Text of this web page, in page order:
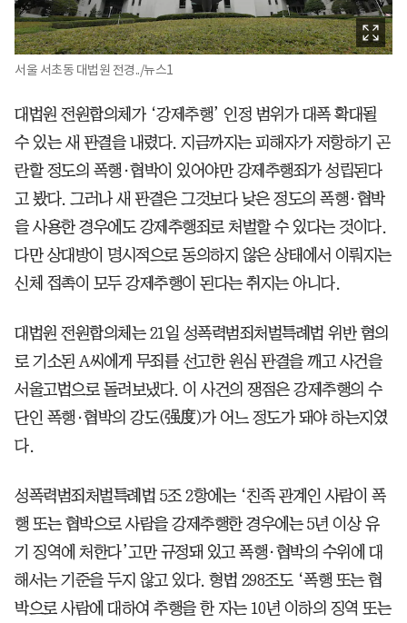
서울 서초동 대법원 전경../뉴스1
대법원 전원합의체가 ‘강제추행’ 인정 범위가 대폭 확대될
수 있는 새 판결을 내렸다. 지금까지는 피해자가 저항하기 곤
란할 정도의 폭행·협박이 있어야만 강제추행죄가 성립된다
고 봤다. 그러나 새 판결은 그것보다 낮은 정도의 폭행·협박
을 사용한 경우에도 강제추행죄로 처벌할 수 있다는 것이다.
다만 상대방이 명시적으로 동의하지 않은 상태에서 이뤄지는
신체 접촉이 모두 강제추행이 된다는 취지는 아니다.
대법원 전원합의체는 21일 성폭력범죄처벌특례법 위반 혐의
로 기소된 A씨에게 무죄를 선고한 원심 판결을 깨고 사건을
서울고법으로 돌려보냈다. 이 사건의 쟁점은 강제추행의 수
단인 폭행·협박의 강도(强度)가 어느 정도가 돼야 하는지였
다.
성폭력범죄처벌특례법 5조 2항에는 ‘친족 관계인 사람이 폭
행 또는 협박으로 사람을 강제추행한 경우에는 5년 이상 유
기 징역에 처한다’고만 규정돼 있고 폭행·협박의 수위에 대
해서는 기준을 두지 않고 있다. 형법 298조도 ‘폭행 또는 협
박으로 사람에 대하여 추행을 한 자는 10년 이하의 징역 또는